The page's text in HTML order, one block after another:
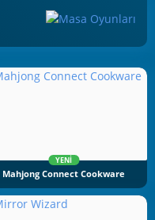
YENI
Mahjong Connect Cookware